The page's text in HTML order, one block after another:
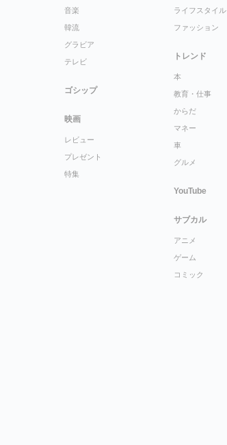
音楽
韓流
グラビア
テレビ
ゴシップ
映画
レビュー
プレゼント
特集
ライフスタイル
ファッション
トレンド
本
教育・仕事
からだ
マネー
車
グルメ
YouTube
サブカル
アニメ
ゲーム
コミック